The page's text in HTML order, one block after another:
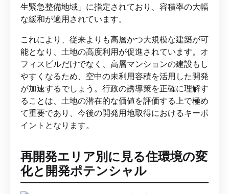
生緊急整備地域」に指定されており、容積率の大幅
な緩和が適用されています。
これにより、従来よりも高層かつ大規模な建築が可
能となり、土地の高度利用が促進されています。オ
フィスビルだけでなく、高層マンションの建設もし
やすくなるため、空中の未利用容積を活用した開発
が加速するでしょう。行政の誘導策を正確に理解す
ることは、土地の潜在的な価値を評価する上で極め
て重要であり、今後の開発用地取得におけるキーポ
イントとなります。
再開発エリア別に見る住環境の変
化と開発ポテンシャル